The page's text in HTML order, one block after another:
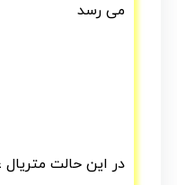
می رسد
در این حالت